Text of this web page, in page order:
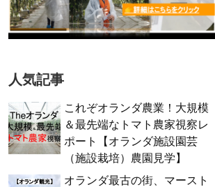
人気記事
これぞオランダ農業！大規模
＆最先端なトマト農家視察レ
ポート【オランダ施設園芸
（施設栽培）農園見学】
オランダ最古の街、マースト